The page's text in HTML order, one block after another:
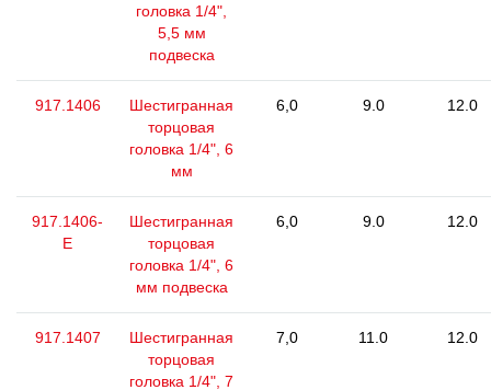
головка 1/4",
5,5 мм
подвеска
917.1406
Шестигранная
торцовая
головка 1/4", 6
мм
6,0 9.0 12.0
917.1406-
E
Шестигранная
торцовая
головка 1/4", 6
мм подвеска
6,0 9.0 12.0
917.1407
Шестигранная
торцовая
головка 1/4", 7
7,0 11.0 12.0